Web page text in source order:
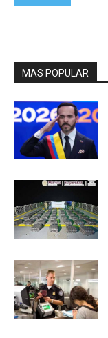
MAS POPULAR